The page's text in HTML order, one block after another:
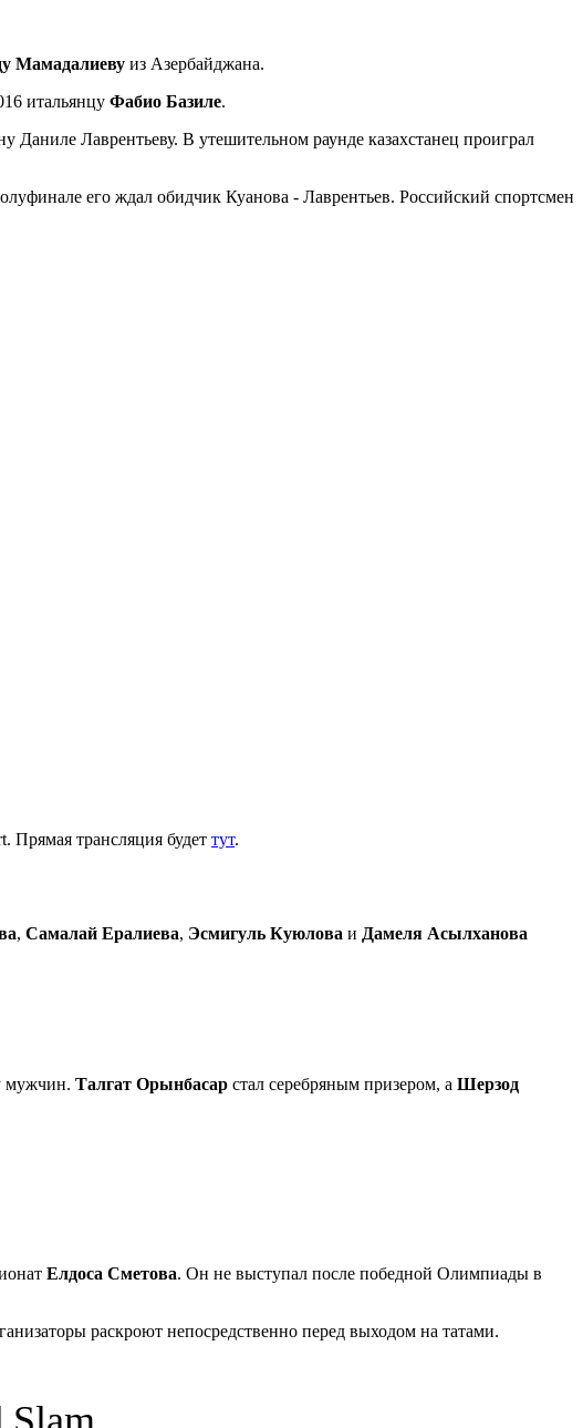
Мамадалиеву из Азербайджана.
итальянцу Фабио Базиле.
Даниле Лаврентьеву. В утешительном раунде казахстанец проиграл
его ждал обидчик Куанова - Лаврентьев. Российский спортсмен
Прямая трансляция будет тут.
, Самалай Ералиева, Эсмигуль Куюлова и Дамеля Асылханова
мужчин. Талгат Орынбасар стал серебряным призером, а Шерзод
Елдоса Сметова. Он не выступал после победной Олимпиады в
раскроют непосредственно перед выходом на татами.